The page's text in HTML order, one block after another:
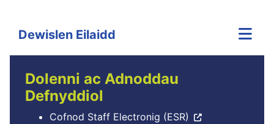
Dewislen Eilaidd
Dolenni ac Adnoddau
Defnyddiol
Cofnod Staff Electronig (ESR)